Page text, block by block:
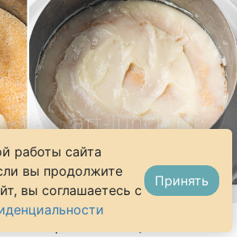
работы сайта
вы продолжите
вы соглашаетесь с
Принять